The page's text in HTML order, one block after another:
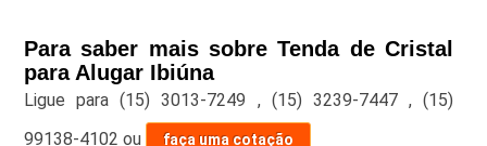
Para saber mais sobre Tenda de Cristal
para Alugar Ibiúna
Ligue para(15) 3013-7249 , (15) 3239-7447 ,(15)
99138-4102 ou faça uma cotação